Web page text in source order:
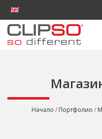
Начало / Портфолио /